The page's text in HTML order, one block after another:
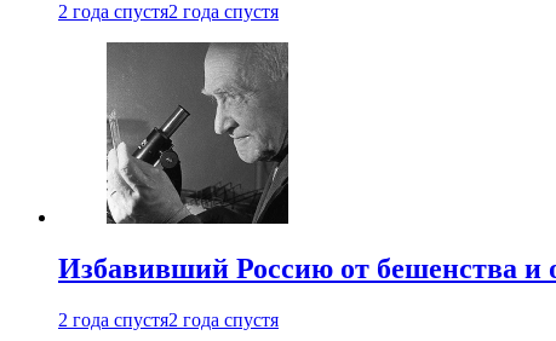
2 года спустя2 года спустя
Избавивший Россию от бешенства и
2 года спустя2 года спустя